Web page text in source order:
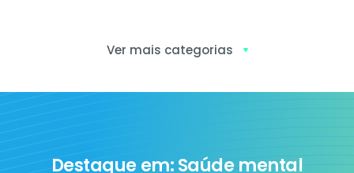
Ver mais categorias
Destaque em: Saúde mental